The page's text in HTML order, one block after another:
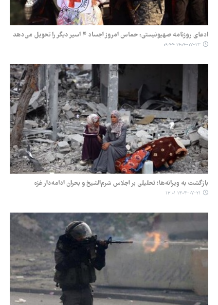
ادعای روزنامه صهیونیستی: حماس امروز اجساد ۴ اسیر دیگر را تحویل می‌دهد
۱۴۰۴-۰۷-۲۳ ۰۹:۴۴
بازگشت به ویرانه‌ها؛ تحلیلی بر اجلاس شرم‌الشیخ و بحران ادامه‌دار غزه
۱۴۰۴-۰۷-۲۱ ۱۳:۰۱